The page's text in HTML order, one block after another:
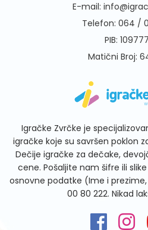
E-mail:
Telefon: 064 /
PIB:
Matični Broj:
Igračke Zvrčke je
igračke koje su savršen poklon
Dečije igračke za dečake,
cene. Pošaljite nam šifre ili
osnovne podatke (Ime i
00 80 222. Nikad